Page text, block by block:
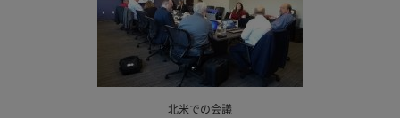
北米での会議